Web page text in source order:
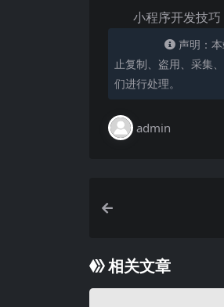
小程序开发技
声明：
止复制、盗用、采集
们进行处理。
admin
相关文章